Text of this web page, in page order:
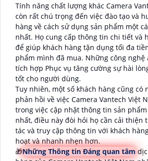
Tính năng chất lượng khác Camera
còn rất chú trọng đến việc đào tạo và
hàng về cách sử dụng sản phẩm một
nhất. Họ cung cấp thông tin chi tiết và
để giúp khách hàng tận dụng tối đa
phẩm mình đã mua. Những công nghệ
tích hợp Phục vụ tăng cường sự hài
tốt cho người dùng.
Tuy nhiên, một số khách hàng cũng có
phản hồi về việc Camera Vantech Việt
trong việc cập nhật thông tin sản
nhất, điều này đòi hỏi họ cần cải thiện
tác và truy cập thông tin với khách
hoạt và nhanh nhẹn hơn.
🎁Những Thông tin Đáng quan tâm